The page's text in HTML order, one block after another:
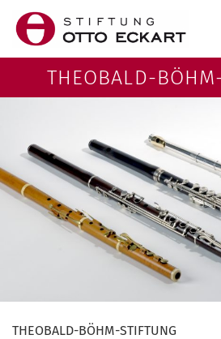
THEOBALD-
THEOBALD-BÖHM-STIFTUNG